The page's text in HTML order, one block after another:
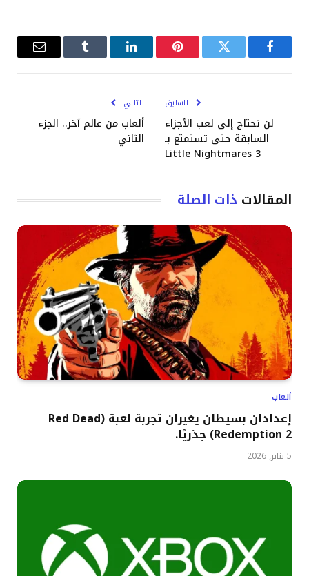
فيسبوكتويتر بينتيريستلينكدإن Tumblrالبريد
السابق
لن تحتاج إلى لعب الأجزاء
السابقة حتى تستمتع بـ
Little Nightmares 3
التالي
ألعاب من عالم آخر.. الجزء
الثاني
المقالات ذات الصلة
ألعاب
إعدادان بسيطان يغيران تجربة لعبة (Red Dead
Redemption 2) جذريًا.
5 يناير, 2026